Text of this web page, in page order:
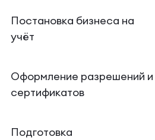
Постановка бизнеса на
учёт
Оформление разрешений и
сертификатов
Подготовка